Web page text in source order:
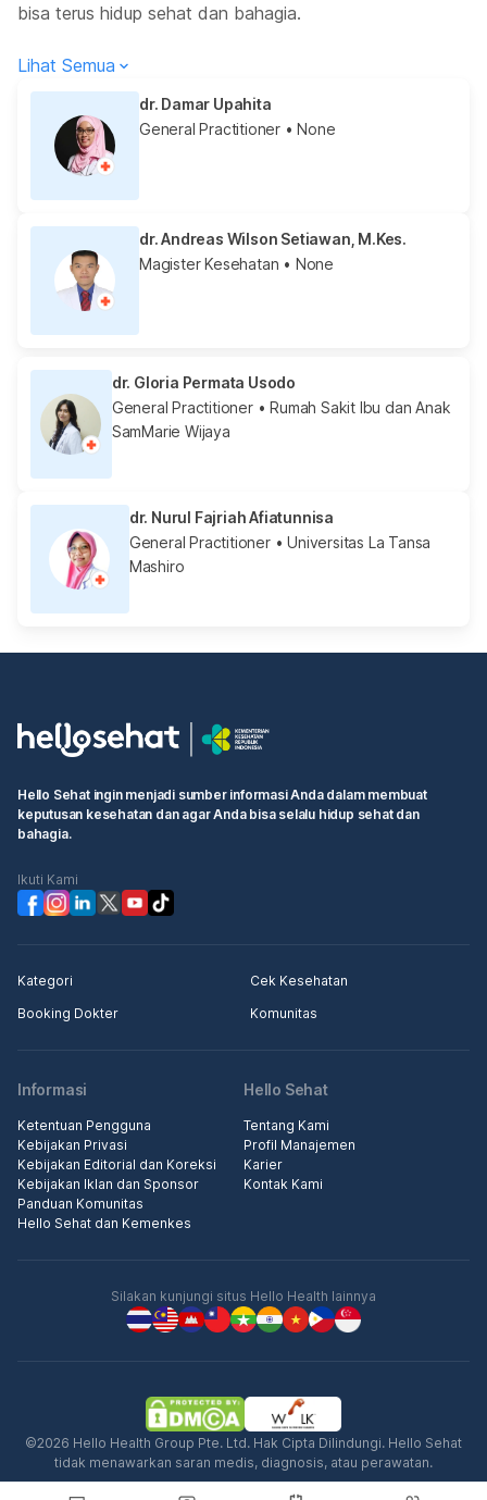
bisa terus hidup sehat dan bahagia.
Lihat Semua
dr. Damar Upahita
General Practitioner • None
dr. Andreas Wilson Setiawan, M.Kes.
Magister Kesehatan • None
dr. Gloria Permata Usodo
General Practitioner• Rumah Sakit Ibu dan Anak
SamMarie Wijaya
dr. Nurul Fajriah Afiatunnisa
General Practitioner• Universitas La Tansa
Mashiro
Hello Sehat ingin menjadi sumber informasi Anda dalam membuat
keputusan kesehatan dan agar Anda bisa selalu hidup sehat dan
bahagia.
Ikuti Kami
Kategori
Cek Kesehatan
Booking Dokter
Komunitas
Informasi
Ketentuan Pengguna
Kebijakan Privasi
Kebijakan Editorial dan Koreksi
Kebijakan Iklan dan Sponsor
Panduan Komunitas
Hello Sehat dan Kemenkes
Hello Sehat
Tentang Kami
Profil Manajemen
Karier
Kontak Kami
Silakan kunjungi situs Hello Health lainnya
©2026 Hello Health Group Pte. Ltd. Hak Cipta Dilindungi. Hello Sehat
tidak menawarkan saran medis, diagnosis, atau perawatan.